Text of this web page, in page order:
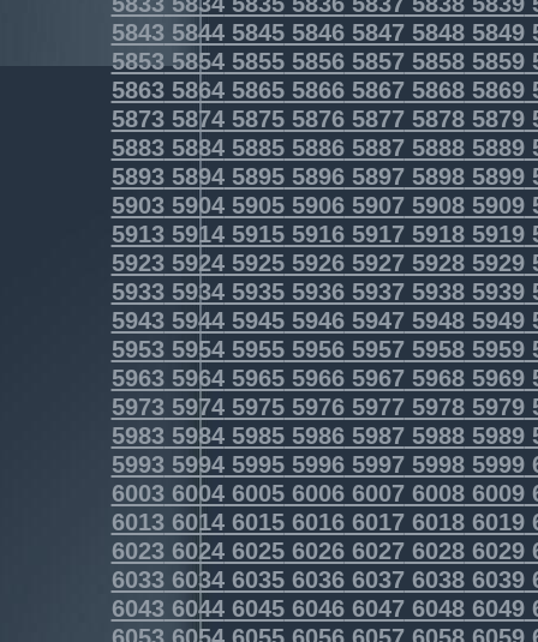
5843584458455846584758485849
5853585458555856585758585859
5863586458655866586758685869
5873587458755876587758785879
5883588458855886588758885889
5893589458955896589758985899
5903590459055906590759085909
5913591459155916591759185919
5923592459255926592759285929
5933593459355936593759385939
5943594459455946594759485949
5953595459555956595759585959
5963596459655966596759685969
5973597459755976597759785979
5983598459855986598759885989
5993599459955996599759985999
6003600460056006600760086009
6013601460156016601760186019
6023602460256026602760286029
6033603460356036603760386039
6043604460456046604760486049